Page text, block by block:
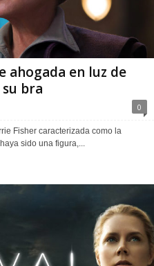
ahogada en luz de
bra
0
Fisher caracterizada como la
sido una figura,...